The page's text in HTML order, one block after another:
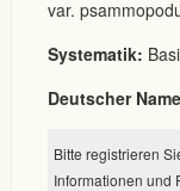
var.
Systematik:
Deutscher
Bitte registrieren
Informationen und